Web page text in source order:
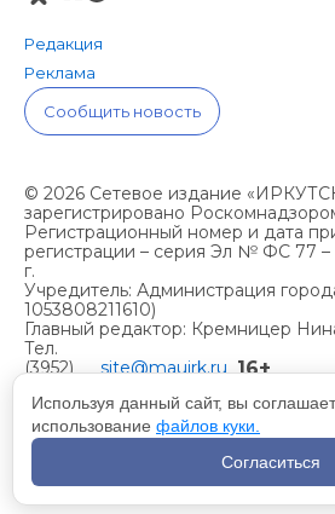
Редакция
Реклама
Сообщить новость
© 2026 Сетевое издание
зарегистрировано
Регистрационный номер и дата
регистрации – серия Эл № ФС 77 –
г.
Учредитель: Администрация
1053808211610)
Главный редактор: Кремницер
Тел.
(3952)
site@mauirk.ru 16+
Учетная политика организации
Политика конфиденциальности
Используя данный сайт, вы
использование файлов куки.
Согласиться